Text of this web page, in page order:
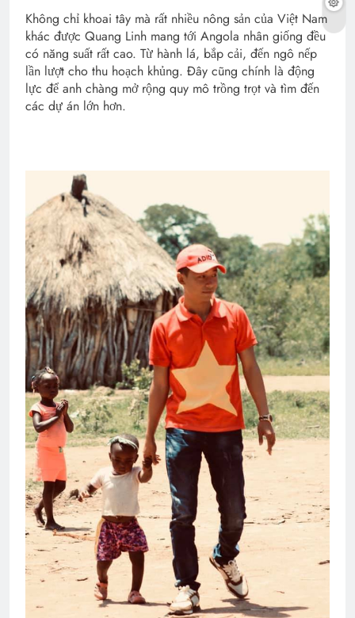
Không chỉ khoai tây mà rất nhiều nông sản của Việt Nam
khác được Quang Linh mang tới Angola nhân giống đều
có năng suất rất cao. Từ hành lá, bắp cải, đến ngô nếp
lần lượt cho thu hoạch khủng. Đây cũng chính là động
lực để anh chàng mở rộng quy mô trồng trọt và tìm đến
các dự án lớn hơn.